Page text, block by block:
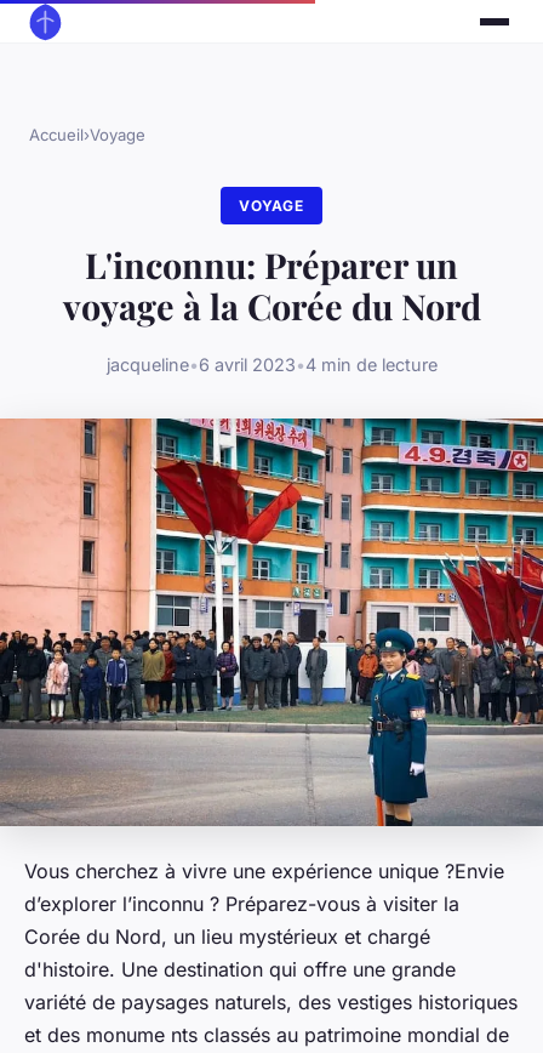
Accueil›Voyage
VOYAGE
L'inconnu: Préparer un
voyage à la Corée du Nord
jacqueline•6 avril 2023•4 min de lecture
Vous cherchez à vivre une expérience unique ?Envie
d’explorer l’inconnu ? Préparez-vous à visiter la
Corée du Nord, un lieu mystérieux et chargé
d'histoire. Une destination qui offre une grande
variété de paysages naturels, des vestiges historiques
et des monume nts classés au patrimoine mondial de